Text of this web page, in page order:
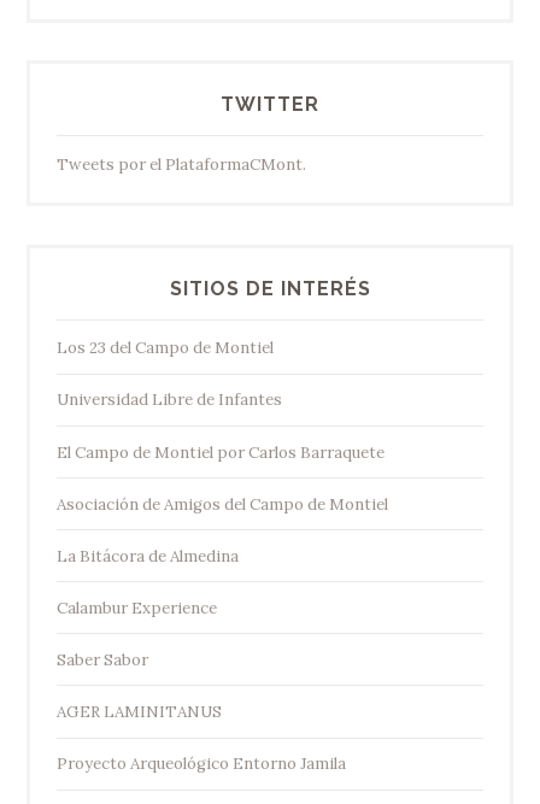
TWITTER
Tweets por el PlataformaCMont.
SITIOS DE INTERÉS
Los 23 del Campo de Montiel
Universidad Libre de Infantes
El Campo de Montiel por Carlos Barraquete
Asociación de Amigos del Campo de Montiel
La Bitácora de Almedina
Calambur Experience
Saber Sabor
AGER LAMINITANUS
Proyecto Arqueológico Entorno Jamila